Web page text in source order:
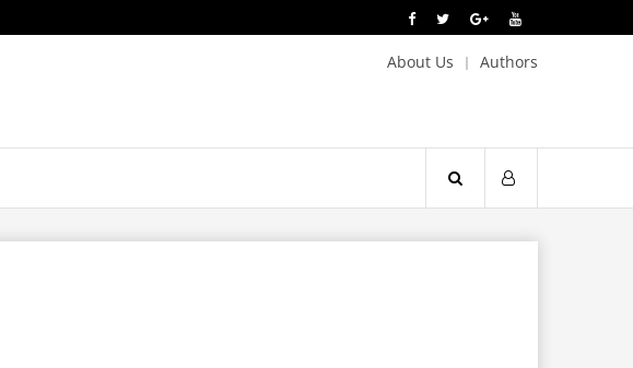
About Us Authors